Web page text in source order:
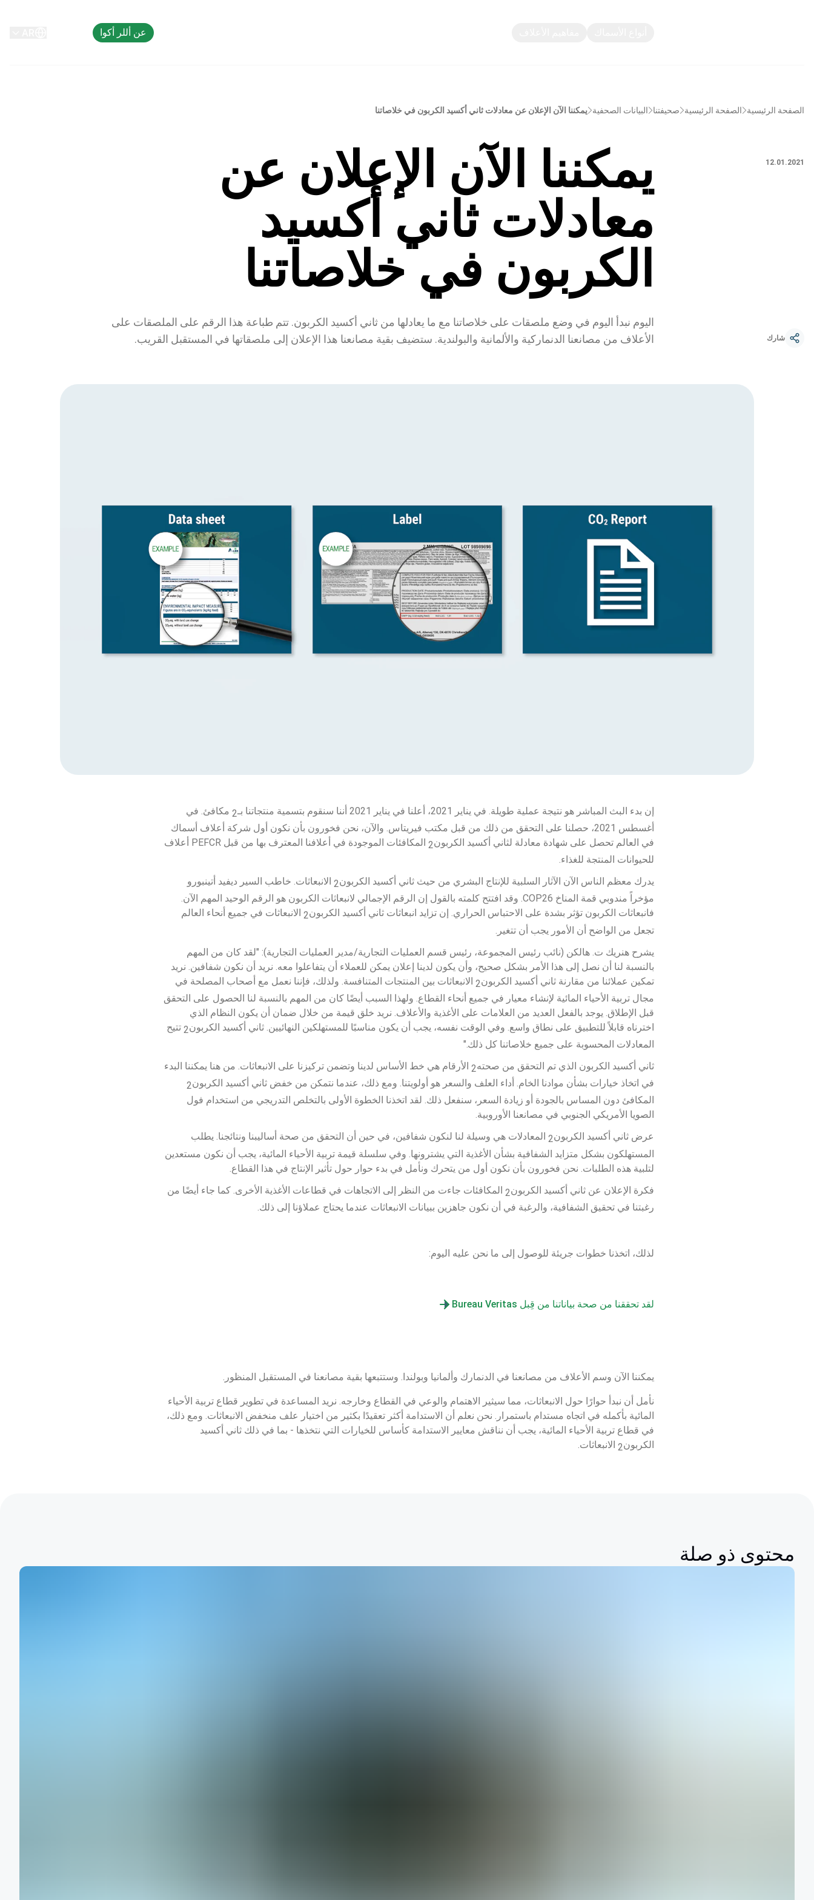
عن أللر أكوا
الصفحة الرئيسية الصفحة الرئيسية صحيفتنا البيانات الصحفية يمكننا الآن الإعلان عن معادلات ثاني أكسيد الكربون في خلاصاتنا
12.01.2021
شارك
يمكننا الآن الإعلان عن
معادلات ثاني أكسيد
الكربون في خلاصاتنا
اليوم نبدأ اليوم في وضع ملصقات على خلاصاتنا مع ما يعادلها من ثاني أكسيد الكربون. تتم طباعة هذا الرقم على الملصقات على
الأعلاف من مصانعنا الدنماركية والألمانية والبولندية. ستضيف بقية مصانعنا هذا الإعلان إلى ملصقاتها في المستقبل القريب.
إن بدء البث المباشر هو نتيجة عملية طويلة. في يناير 2021، أعلنا في يناير 2021 أننا سنقوم بتسمية منتجاتنا بـ 2 مكافئ. في
أغسطس 2021، حصلنا على التحقق من ذلك من قبل مكتب فيريتاس. والآن، نحن فخورون بأن نكون أول شركة أعلاف أسماك
في العالم تحصل على شهادة معادلة لثاني أكسيد الكربون2
المكافئات الموجودة في أعلافنا المعترف بها من قبل PEFCR أعلاف
للحيوانات المنتجة للغذاء.
يدرك معظم الناس الآن الآثار السلبية للإنتاج البشري من حيث ثاني أكسيد الكربون2 الانبعاثات. خاطب السير ديفيد أتينبورو
مؤخراً مندوبي قمة المناخ COP26. وقد افتتح كلمته بالقول إن الرقم الإجمالي لانبعاثات الكربون هو الرقم الوحيد المهم الآن.
فانبعاثات الكربون تؤثر بشدة على الاحتباس الحراري. إن تزايد انبعاثات ثاني أكسيد الكربون2 الانبعاثات في جميع أنحاء العالم
تجعل من الواضح أن الأمور يجب أن تتغير.
يشرح هنريك ت. هالكن (نائب رئيس المجموعة، رئيس قسم العمليات التجارية/مدير العمليات التجارية): "لقد كان من المهم
بالنسبة لنا أن نصل إلى هذا الأمر بشكل صحيح، وأن يكون لدينا إعلان يمكن للعملاء أن يتفاعلوا معه. نريد أن نكون شفافين. نريد
تمكين عملائنا من مقارنة ثاني أكسيد الكربون2 الانبعاثات بين المنتجات المتنافسة. ولذلك، فإننا نعمل مع أصحاب المصلحة في
مجال تربية الأحياء المائية لإنشاء معيار في جميع أنحاء القطاع. ولهذا السبب أيضًا كان من المهم بالنسبة لنا الحصول على التحقق
قبل الإطلاق. يوجد بالفعل العديد من العلامات على الأغذية والأعلاف. نريد خلق قيمة من خلال ضمان أن يكون النظام الذي
اخترناه قابلاً للتطبيق على نطاق واسع. وفي الوقت نفسه، يجب أن يكون مناسبًا للمستهلكين النهائيين. ثاني أكسيد الكربون2 تتيح
المعادلات المحسوبة على جميع خلاصاتنا كل ذلك."
ثاني أكسيد الكربون الذي تم التحقق من صحته2 الأرقام هي خط الأساس لدينا وتضمن تركيزنا على الانبعاثات. من هنا يمكننا البدء
في اتخاذ خيارات بشأن موادنا الخام. أداء العلف والسعر هو أولويتنا. ومع ذلك، عندما نتمكن من خفض ثاني أكسيد الكربون2
المكافئ دون المساس بالجودة أو زيادة السعر، سنفعل ذلك. لقد اتخذنا الخطوة الأولى بالتخلص التدريجي من استخدام فول
الصويا الأمريكي الجنوبي في مصانعنا الأوروبية.
عرض ثاني أكسيد الكربون2 المعادلات هي وسيلة لنا لنكون شفافين، في حين أن التحقق من صحة أساليبنا ونتائجنا. يطلب
المستهلكون بشكل متزايد الشفافية بشأن الأغذية التي يشترونها. وفي سلسلة قيمة تربية الأحياء المائية، يجب أن نكون مستعدين
لتلبية هذه الطلبات. نحن فخورون بأن نكون أول من يتحرك ونأمل في بدء حوار حول تأثير الإنتاج في هذا القطاع.
فكرة الإعلان عن ثاني أكسيد الكربون2 المكافئات جاءت من النظر إلى الاتجاهات في قطاعات الأغذية الأخرى. كما جاء أيضًا من
رغبتنا في تحقيق الشفافية، والرغبة في أن نكون جاهزين ببيانات الانبعاثات عندما يحتاج عملاؤنا إلى ذلك.
لذلك، اتخذنا خطوات جريئة للوصول إلى ما نحن عليه اليوم:
لقد تحققنا من صحة بياناتنا من قِبل Bureau Veritas
يمكننا الآن وسم الأعلاف من مصانعنا في الدنمارك وألمانيا وبولندا. وستتبعها بقية مصانعنا في المستقبل المنظور.
نأمل أن نبدأ حوارًا حول الانبعاثات، مما سيثير الاهتمام والوعي في القطاع وخارجه. نريد المساعدة في تطوير قطاع تربية الأحياء
المائية بأكمله في اتجاه مستدام باستمرار. نحن نعلم أن الاستدامة أكثر تعقيدًا بكثير من اختيار علف منخفض الانبعاثات. ومع ذلك،
في قطاع تربية الأحياء المائية، يجب أن نناقش معايير الاستدامة كأساس للخيارات التي نتخذها - بما في ذلك ثاني أكسيد
الكربون2 الانبعاثات.
محتوى ذو صلة